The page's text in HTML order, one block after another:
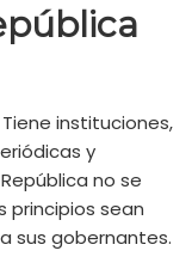
instituciones,
y
no se
principios sean
sus gobernantes.